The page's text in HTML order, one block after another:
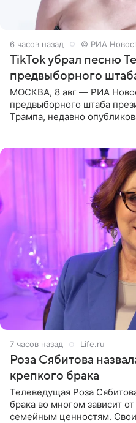
6 часов назад © РИА
TikTok убрал песню
предвыборного
МОСКВА, 8 авг — РИА
предвыборного штаба
Трампа, недавно
7 часов назад Life.ru
Роза Сябитова
крепкого брака
Телеведущая Роза
брака во многом зависит
семейным ценностям.